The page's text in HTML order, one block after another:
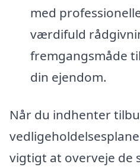
med
værdifuld
fremgangsmåde
din ejendom.
Når du indhenter
vigtigt at overveje de